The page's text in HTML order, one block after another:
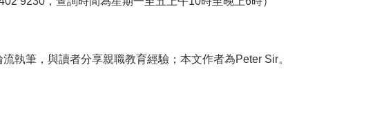
執筆，與讀者分享親職教育經驗；本文作者為Peter Sir。